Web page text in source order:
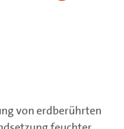
von erdberührten